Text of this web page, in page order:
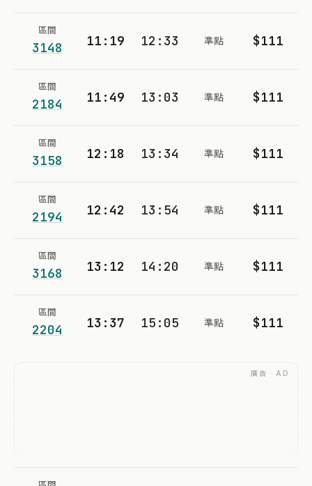
區間
3148 11:19 12:33 準點 $111
區間
2184 11:49 13:03 準點 $111
區間
3158 12:18 13:34 準點 $111
區間
2194 12:42 13:54 準點 $111
區間
3168 13:12 14:20 準點 $111
區間
2204 13:37 15:05 準點 $111
廣告 · AD